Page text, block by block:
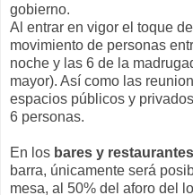
gobierno.
Al entrar en vigor el toque
movimiento de personas
noche y las 6 de la
mayor). Así como las
espacios públicos y
6 personas.
En los bares y restaurantes
barra, únicamente será
mesa, al 50% del aforo del